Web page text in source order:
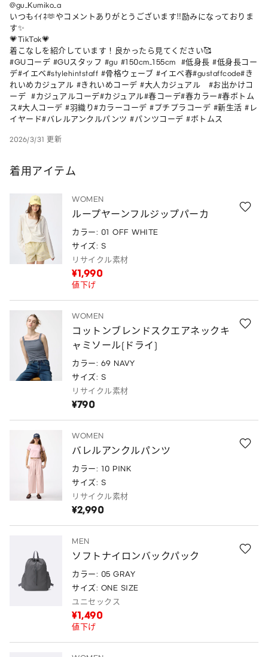
@gu_Kumiko_a
いつもｲｲﾈ🫶やコメントありがとうございます‼︎励みになっておりま
す✨
💗TikTok💗
着こなしを紹介しています！良かったら見てください🥰
#GUコーデ #GUスタッフ #gu #150cm_155cm  #低身長 #低身長コー
デ#イエベ#stylehintstaff #骨格ウェーブ #イエベ春#gustaffcode#き
れいめカジュアル #きれいめコーデ #大人カジュアル   #お出かけコ
ーデ  #カジュアルコーデ#カジュアル#春コーデ#春カラー#春ボトム
ス#大人コーデ #羽織り#カラーコーデ #プチプラコーデ #新生活 #レ
イヤード#バレルアンクルパンツ #パンツコーデ #ボトムス
2026/3/31 更新
着用アイテム
WOMEN
ループヤーンフルジップパーカ
カラー: 01 OFF WHITE
サイズ: S
リサイクル素材
¥1,990
値下げ
WOMEN
コットンブレンドスクエアネックキ
ャミソール(ドライ)
カラー: 69 NAVY
サイズ: S
リサイクル素材
¥790
WOMEN
バレルアンクルパンツ
カラー: 10 PINK
サイズ: S
リサイクル素材
¥2,990
MEN
ソフトナイロンバックパック
カラー: 05 GRAY
サイズ: ONE SIZE
ユニセックス
¥1,490
値下げ